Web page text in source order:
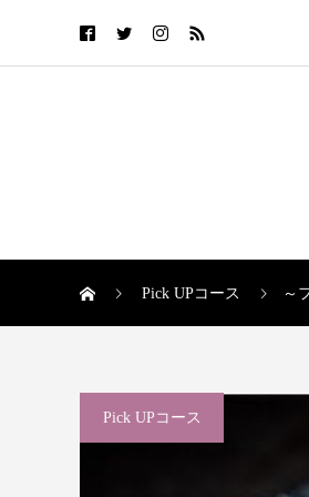
Pick UPコース ～
Pick UPコース